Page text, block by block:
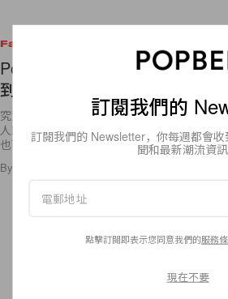
Fashion
Popbee 編輯部推介：今年第一
到什麼禮物？
究竟編輯們今年收到了什麼禮物？或是不用
人節或新年禮物送給最值得好好寵愛的自己
也可以參考看看！
By
訂閱我們的
訂閱我們的 Newsletter，你每週都會
聞和最新潮流資訊
點擊訂閱即表示您同意我們的服務
現在不要